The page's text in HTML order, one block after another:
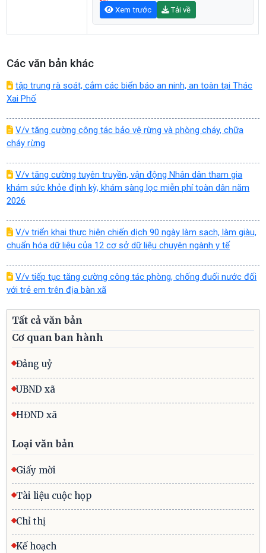
Xem trước Tải về
Các văn bản khác
tập trung rà soát, cắm các biển báo an ninh, an toàn tại Thác
Xai Phố
V/v tăng cường công tác bảo vệ rừng và phòng cháy, chữa
cháy rừng
V/v tăng cường tuyên truyền, vận động Nhân dân tham gia
khám sức khỏe định kỳ, khám sàng lọc miễn phí toàn dân năm
2026
V/v triển khai thực hiện chiến dịch 90 ngày làm sạch, làm giàu,
chuẩn hóa dữ liệu của 12 cơ sở dữ liệu chuyên ngành y tế
V/v tiếp tục tăng cường công tác phòng, chống đuối nước đối
với trẻ em trên địa bàn xã
Tất cả văn bản
Cơ quan ban hành
Đảng uỷ
UBND xã
HĐND xã
Loại văn bản
Giấy mời
Tài liệu cuộc họp
Chỉ thị
Kế hoạch